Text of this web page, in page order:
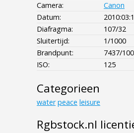
Camera:
Canon
Datum:
Diafragma:
107/32
Sluitertijd:
1/1000
Brandpunt:
7437/
ISO:
125
Categorieen
water peace leisure
Rgbstock.nl